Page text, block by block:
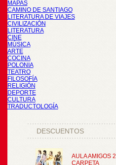
MAPAS
CAMINO DE SANTIAGO
LITERATURA DE VIAJES
CIVILIZACIÓN
LITERATURA
CINE
MÚSICA
ARTE
COCINA
POLONIA
TEATRO
FILOSOFÍA
RELIGIÓN
DEPORTE
CULTURA
TRADUCTOLOGÍA
DESCUENTOS
AULA AMIGOS 2
CARPETA